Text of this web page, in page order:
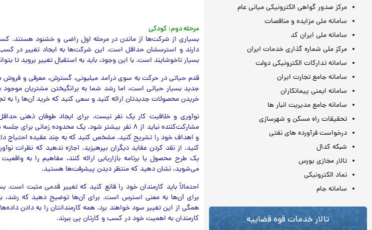
مرکز صدور گواهی الکترونیکی میانی عام
سامانه ملی مزایده و مناقصات
سامانه ملی ایران کد
مرکز ملی شماره گذاری خدمات ایران
سامانه تدارکات الکترونیکی دولت
سامانه جامع تجارت ایران
سامانه ایمنی پیمانکاران
سامانه جامع مدیریت انبار ها
تحقیقات راه مسکن و شهرسازی
درخواست فرآورده های نفتی
شبکه کدال
تالار مجازی بورس
نماد الکترونیکی
سامانه جام
تالار خدمات قوه قضاییه
مرحله دوم: کودکی
بسیاری از شرکت‌ها از ماندن در مرحله اول راضی و خشنود هستند.
دارند و استرسشان حداقل است. این شرکت‌ها به ایجاد تغییر در
بسیار ناخوشایند است. با این وجود، باید به استقبال تغییر بروید تا
قدم حیاتی در حرکت به سوی درآمد میلیونی، گسترش، معرفی و
جدید بسیار حیاتی است، اما رشد شما به برانگیختن مشتریان موجود
خریدن محصولات جدیدتان ارائه کنید و سعی کنید که خرید آن‌ها را به
نوآوری و خلاقیت کار یک نفر نیست. برای ایجاد طوفان ذهنی حداقل
مشارکت‌کننده نباید از ۸ نفر بیشتر شود. یک محدوده
و اهداف خود را تشریح کنید. مشخص کنید که به چند عقیده احتیاج
کنید. از نقد کردن عقاید دیگران بپرهیزید. اجازه ندهید که نظرات
یک طرح محصول یا برنامه بازاریابی ارائه کنند، مفاهیم را به
می‌شوید، نشان دهید که منتظر دیدن پیشرفت‌ها هستید.
احتمالاً باید کارمندان خود را قانع کنید که تغییر قدمی مثبت است.
برای آن‌ها به معنی استرس است. برای آن‌ها توضیح دهید که
همگی از این تغییر سود خواهند برد. همه کارمندانتان را به دادن
کارمندان به اهمیت خود در کسب و کارتان پی ببرند.